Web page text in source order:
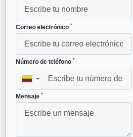
Correo electrónico *
Número de teléfono *
▼
Mensaje *